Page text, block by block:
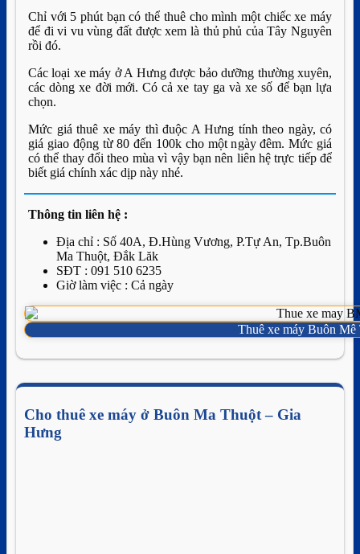
Chỉ với 5 phút bạn có thể thuê cho mình một chiếc xe máy
để đi vi vu vùng đất được xem là thủ phủ của Tây Nguyên
rồi đó.
Các loại xe máy ở A Hưng được bảo dưỡng thường xuyên,
các dòng xe đời mới. Có cả xe tay ga và xe số để bạn lựa
chọn.
Mức giá thuê xe máy thì đuộc A Hưng tính theo ngày, có
giá giao động từ 80 đến 100k cho một ngày đêm. Mức giá
có thể thay đổi theo mùa vì vậy bạn nên liên hệ trực tiếp để
biết giá chính xác dịp này nhé.
Thông tin liên hệ :
Địa chỉ : Số 40A, Đ.Hùng Vương, P.Tự An, Tp.Buôn
Ma Thuột, Đắk Lăk
SĐT : 091 510 6235
Giờ làm việc : Cả ngày
Thuê xe máy Buôn
Cho thuê xe máy ở Buôn Ma Thuột – Gia
Hưng